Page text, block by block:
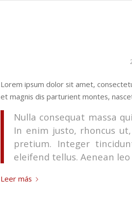
Lorem ipsum dolor sit amet,
et magnis dis parturient montes,
Nulla consequat massa
In enim justo, rhoncus
pretium. Integer
eleifend tellus. Aenean
Leer más